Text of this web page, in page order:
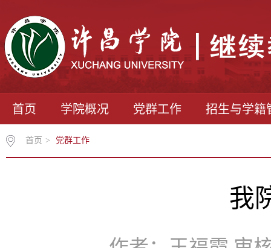
首页 学院概况 党群工作 招生与学籍
首页 > 党群工作
我